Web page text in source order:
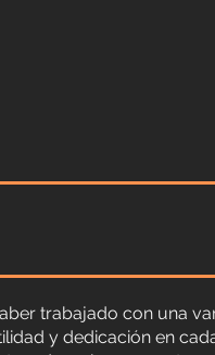
trabajado con una
y dedicación en